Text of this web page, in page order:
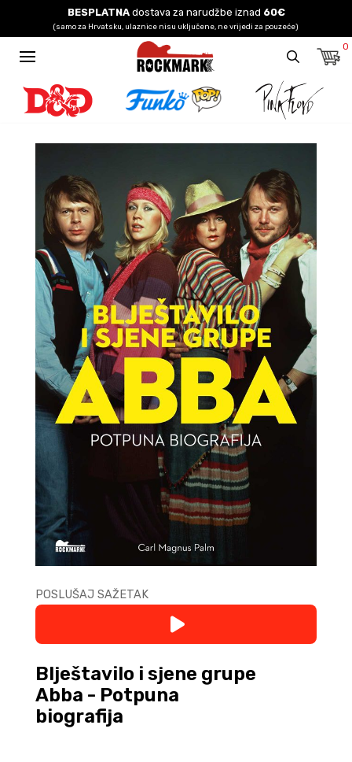
BESPLATNAdostava za narudžbe iznad 60€
(samo za Hrvatsku, ulaznice nisu uključene, ne vrijedi za pouzeće)
0
POSLUŠAJ SAŽETAK
Blještavilo i sjene grupe
Abba - Potpuna
biografija